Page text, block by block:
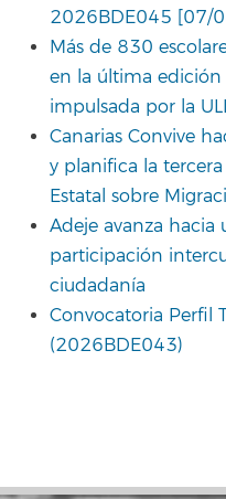
2026BDE045 [07/
Más de 830
en la última edición
impulsada por la
Canarias Convive
y planifica la
Estatal sobre
Adeje avanza
participación
ciudadanía
Convocatoria Perfil
(2026BDE043)